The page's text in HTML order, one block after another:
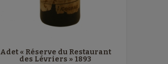
Adet « Réserve du Restaurant
des Lévriers » 1893